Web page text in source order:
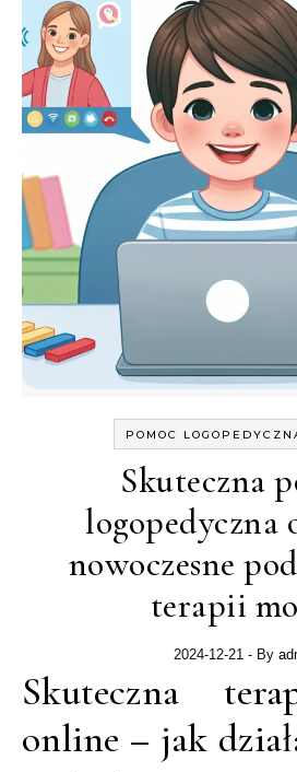
POMOC
Skuteczna
logopedyczna
nowoczesne
terapii
2024-12-21 - By
Skuteczna
online – jak